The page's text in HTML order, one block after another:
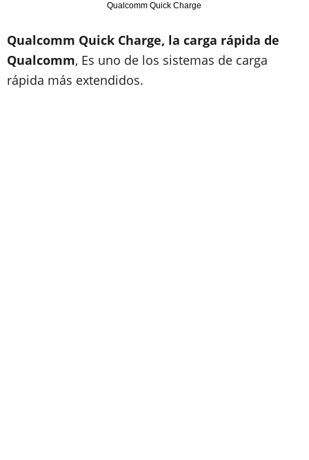
Qualcomm Quick Charge
Qualcomm Quick Charge, la carga rápida de
Qualcomm, Es uno de los sistemas de carga
rápida más extendidos.